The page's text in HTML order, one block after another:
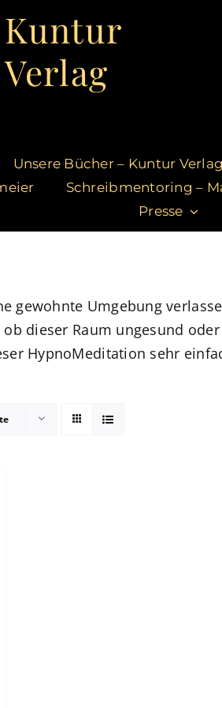
Kuntur
Verlag
Unsere Bücher – Kuntur Verlag
Schreibmentoring –
Presse
gewohnte Umgebung
dieser Raum ungesund
HypnoMeditation sehr